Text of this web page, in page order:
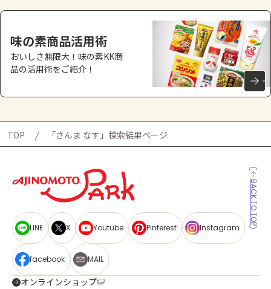
味の素商品活用術
おいしさ無限大！味の素KK商
品の活用術をご紹介！
TOP 「さんま なす」検索結果ページ
BACK TO TOP
LINE X Youtube Pinterest Instagram
facebook MAIL
オンラインショップ